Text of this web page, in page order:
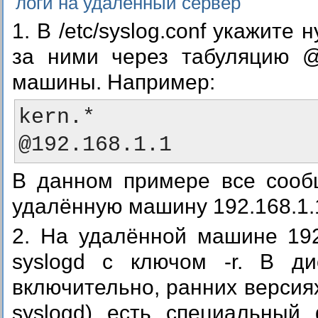
1. В /etc/syslog.conf укажите
за ними через табуляцию
машины. Например:
kern.*
В данном примере все
удалённую машину
2. На удалённой машине
syslogd с ключом -r. В
включительно, ранних
syslogd) есть